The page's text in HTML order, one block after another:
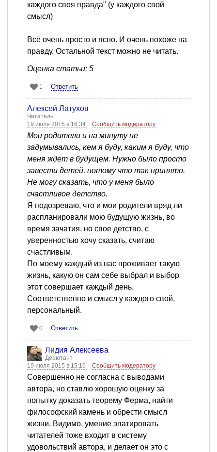
каждого своя правда" (у каждого свой
смысл)
Всё очень просто и ясно. И очень похоже на
правду. Остальной текст можно не читать.
Оценка статьи: 5
1 Ответить
Алексей Латухов
Читатель
19 июля 2015 в 16:34
Сообщить модератору
Мои родители и на минуту не
задумывались, кем я буду, каким я буду, что
меня ждет в будущем. Нужно было просто
завести детей, потому что так принято.
Не могу сказать, что у меня было
счастливое детство.
Я подозреваю, что и мои родители вряд ли
распланировали мою будущую жизнь, во
время зачатия, но свое детство, с
уверенностью хочу сказать, считаю
счастливым.
По моему каждый из нас проживает такую
жизнь, какую он сам себе выбрал и выбор
этот совершает каждый день.
Соответственно и смысл у каждого свой,
персональный.
0 Ответить
Лидия Алексеева
Дебютант
19 июля 2015 в 15:16
Сообщить модератору
Совершенно не согласна с выводами
автора, но ставлю хорошую оценку за
попытку доказать теорему Ферма, найти
философский камень и обрести смысл
жизни. Видимо, умение эпатировать
читателей тоже входит в систему
удовольствий автора, и делает он это с